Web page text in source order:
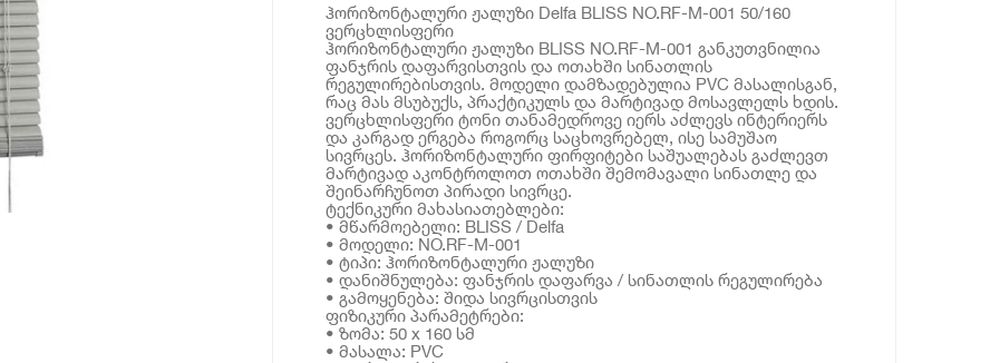
ჰორიზონტალური ჟალუზი Delfa BLISS NO.RF-M-001 50/160
ვერცხლისფერი
ჰორიზონტალური ჟალუზი BLISS NO.RF-M-001 განკუთვნილია
ფანჯრის დაფარვისთვის და ოთახში სინათლის
რეგულირებისთვის. მოდელი დამზადებულია PVC მასალისგან,
რაც მას მსუბუქს, პრაქტიკულს და მარტივად მოსავლელს ხდის.
ვერცხლისფერი ტონი თანამედროვე იერს აძლევს ინტერიერს
და კარგად ერგება როგორც საცხოვრებელ, ისე სამუშაო
სივრცეს. ჰორიზონტალური ფირფიტები საშუალებას გაძლევთ
მარტივად აკონტროლოთ ოთახში შემომავალი სინათლე და
შეინარჩუნოთ პირადი სივრცე.
ტექნიკური მახასიათებლები:
• მწარმოებელი: BLISS / Delfa
• მოდელი: NO.RF-M-001
• ტიპი: ჰორიზონტალური ჟალუზი
• დანიშნულება: ფანჯრის დაფარვა / სინათლის რეგულირება
• გამოყენება: შიდა სივრცისთვის
ფიზიკური პარამეტრები:
• ზომა: 50 x 160 სმ
• მასალა: PVC